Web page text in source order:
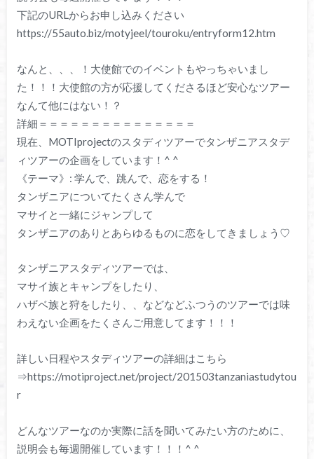
下記のURLからお申し込みください
https://55auto.biz/motyjeel/touroku/entryform12.htm
なんと、、、！大使館でのイベントもやっちゃいまし
た！！！大使館の方が応援してくださるほど安心なツアー
なんて他にはない！？
詳細＝＝＝＝＝＝＝＝＝＝＝＝＝＝＝
現在、MOTIprojectのスタディツアーでタンザニアスタデ
ィツアーの企画をしています！^ ^
《テーマ》: 学んで、跳んで、恋をする！
タンザニアについてたくさん学んで
マサイと一緒にジャンプして
タンザニアのありとあらゆるものに恋をしてきましょう♡
タンザニアスタディツアーでは、
マサイ族とキャンプをしたり、
ハザベ族と狩をしたり、、などなどふつうのツアーでは味
わえない企画をたくさんご用意してます！！！
詳しい日程やスタディツアーの詳細はこちら
⇒https://motiproject.net/project/201503tanzaniastudytou
r
どんなツアーなのか実際に話を聞いてみたい方のために、
説明会も毎週開催しています！！！^ ^